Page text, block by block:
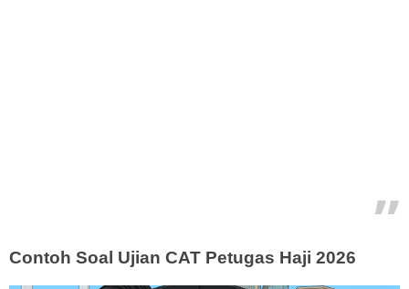
Contoh Soal Ujian CAT Petugas Haji 2026